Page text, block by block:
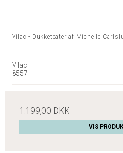
Vilac - Dukketeater af Michelle
Vilac
8557
1.199,00 DKK
VIS